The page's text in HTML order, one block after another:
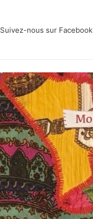
Suivez-nous sur Facebook